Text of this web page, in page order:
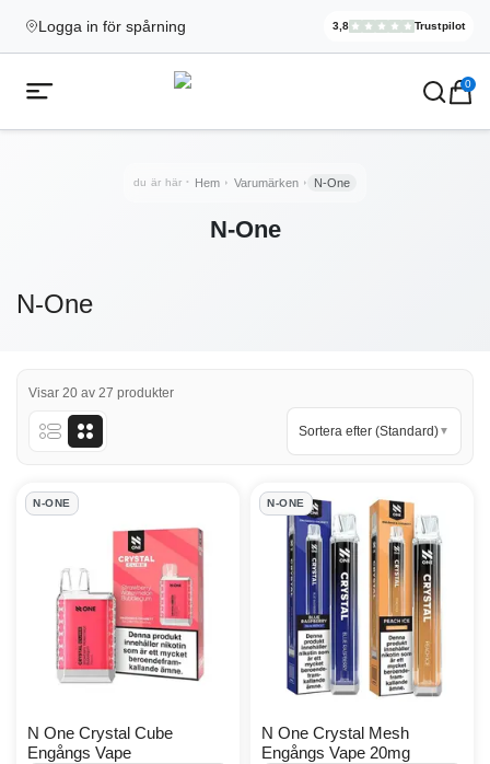
Logga in för spårning
Elekcig.se
3,8 Trustpilot
,3 071
Öppna mobilmeny
Ecigg → Köp e-cigarett och 0
du är här Hem Varumärken N-One
N-One
N-One
Visar 20 av 27 produkter
Sortera efter (Standard)▼
N-One Products
N-ONE
N One Crystal Cube
Engångs Vape
N-ONE
N One Crystal Mesh
Engångs Vape 20mg